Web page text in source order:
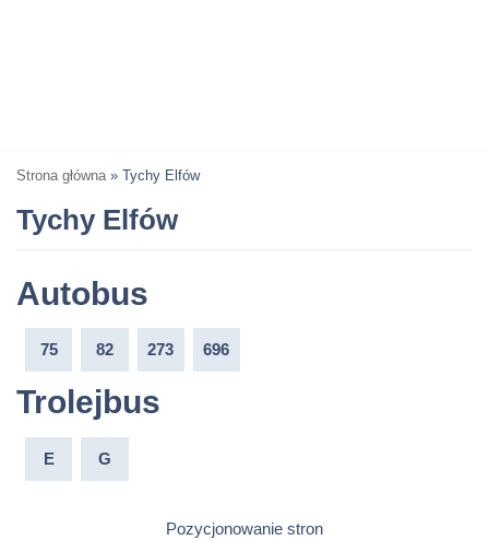
Strona główna » Tychy Elfów
Tychy Elfów
Autobus
75 82 273 696
Trolejbus
E G
Pozycjonowanie stron